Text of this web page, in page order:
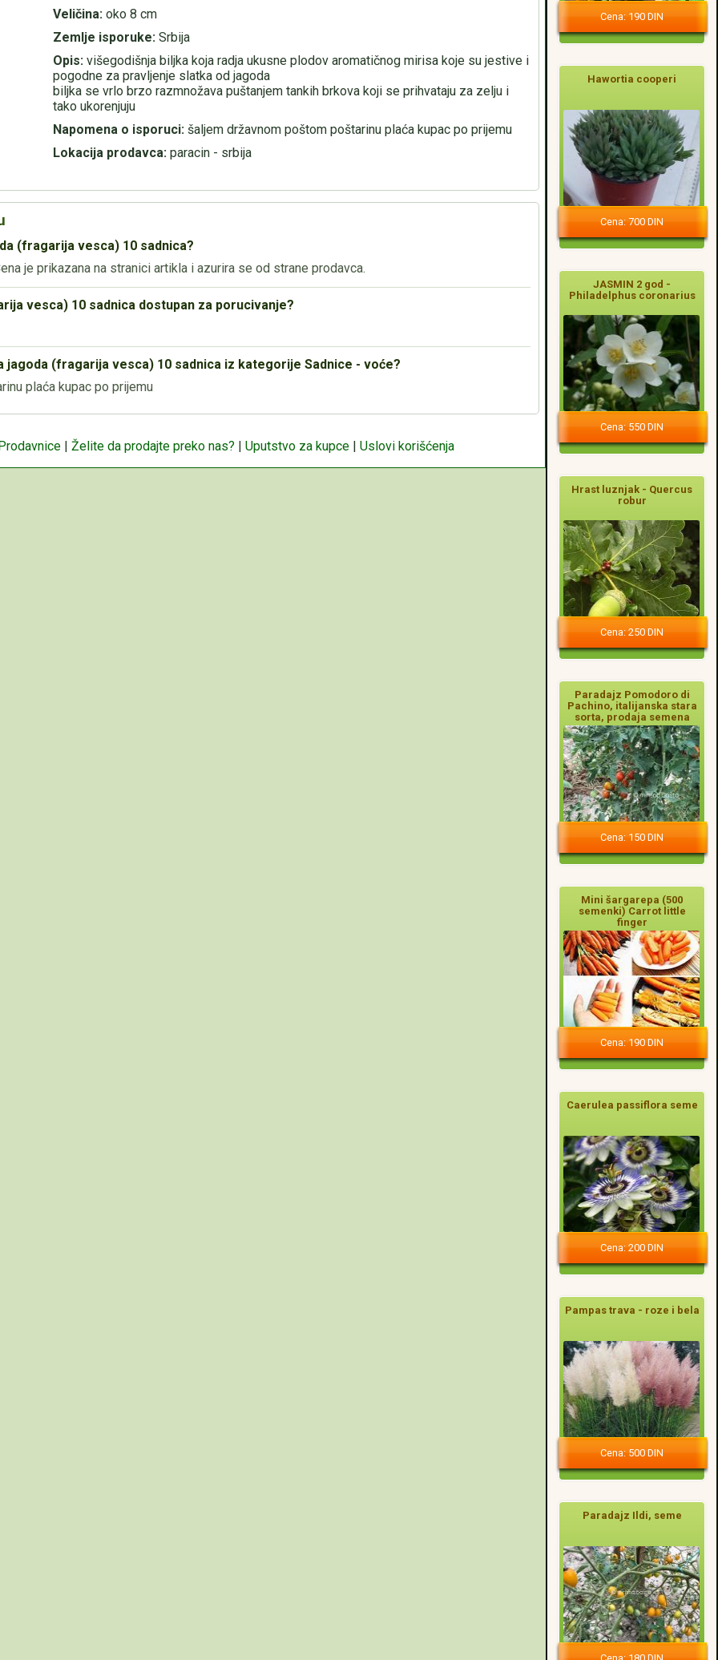
Veličina: oko 8 cm
Zemlje isporuke: Srbija
Opis: višegodišnja biljka koja radja ukusne plodov aromatičnog mirisa koje su jestive i
pogodne za pravljenje slatka od jagoda
biljka se vrlo brzo razmnožava puštanjem tankih brkova koji se prihvataju za zelju i
tako ukorenjuju
Napomena o isporuci: šaljem državnom poštom poštarinu plaća kupac po prijemu
Lokacija prodavca: paracin - srbija
(fragarija vesca) 10 sadnica?
je prikazana na stranici artikla i azurira se od strane prodavca.
vesca) 10 sadnica dostupan za porucivanje?
jagoda (fragarija vesca) 10 sadnica iz kategorije Sadnice - voće?
plaća kupac po prijemu
| Želite da prodajte preko nas? | Uputstvo za kupce | Uslovi korišćenja
Cena: 190 DIN
Hawortia cooperi
Cena: 700 DIN
JASMIN 2 god -
Philadelphus coronarius
Cena: 550 DIN
Hrast luznjak - Quercus
robur
Cena: 250 DIN
Paradajz Pomodoro di
Pachino, italijanska stara
sorta, prodaja semena
Cena: 150 DIN
Mini šargarepa (500
semenki) Carrot little
finger
Cena: 190 DIN
Caerulea passiflora seme
Cena: 200 DIN
Pampas trava - roze i bela
Cena: 500 DIN
Paradajz Ildi, seme